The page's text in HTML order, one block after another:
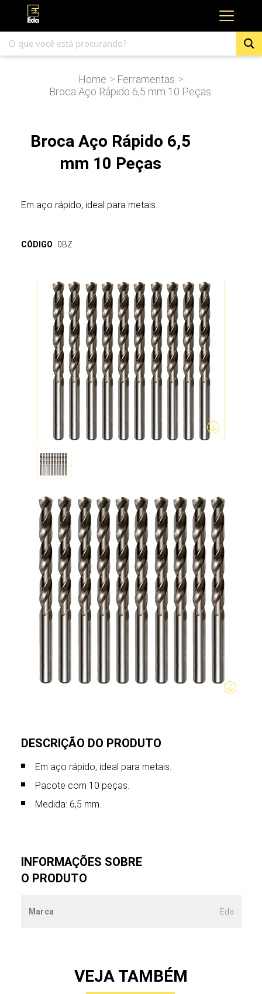
Home > Ferramentas >
Broca Aço Rápido 6,5 mm 10 Peças
Broca Aço Rápido 6,5
mm 10 Peças
Em aço rápido, ideal para metais.
CÓDIGO 0BZ
DESCRIÇÃO DO PRODUTO
Em aço rápido, ideal para metais.
Pacote com 10 peças.
Medida: 6,5 mm.
INFORMAÇÕES SOBRE
O PRODUTO
Marca Eda
VEJA TAMBÉM